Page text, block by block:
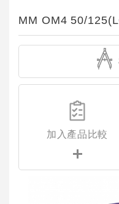
MM OM4 50/
加入產品比較